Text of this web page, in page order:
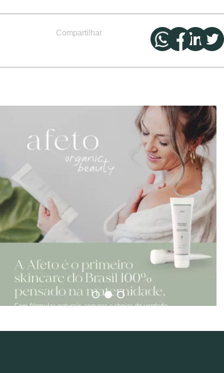
Compartilhar